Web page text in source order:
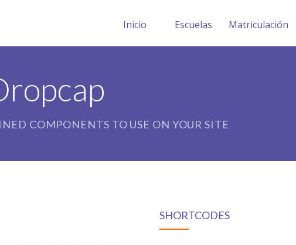
Inicio Escuelas Matriculación
COMPONENTS TO USE ON YOUR SITE
SHORTCODES